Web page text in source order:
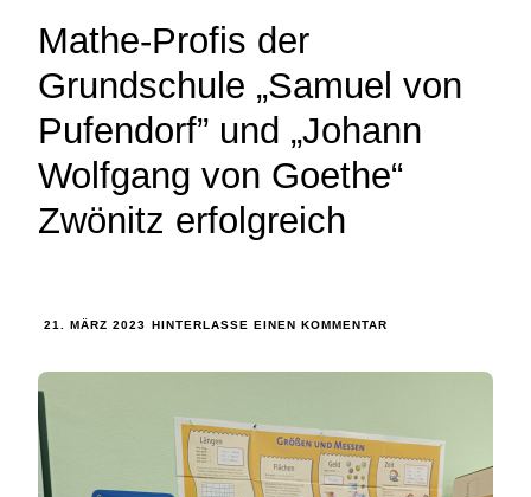
Mathe-Profis der
Grundschule „Samuel von
Pufendorf” und „Johann
Wolfgang von Goethe“
Zwönitz erfolgreich
21. MÄRZ 2023 HINTERLASSE EINEN KOMMENTAR